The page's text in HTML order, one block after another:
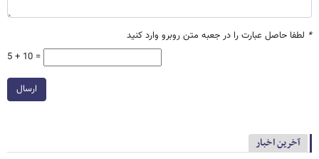
* لطفا حاصل عبارت را در جعبه متن روبرو وارد کنید
5 + 10 =
ارسال
آخرین اخبار